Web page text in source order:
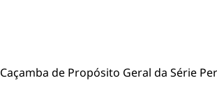
Caçamba de Propósito Geral da Série